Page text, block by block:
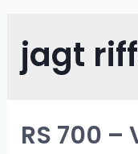
jagt
RS 700 –